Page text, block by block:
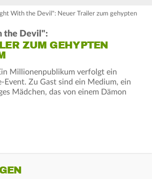
With the Devil": Neuer Trailer zum gehypten
the Devil":
ZUM GEHYPTEN
Millionenpublikum verfolgt ein
Event. Zu Gast sind ein Medium, ein
Mädchen, das von einem Dämon